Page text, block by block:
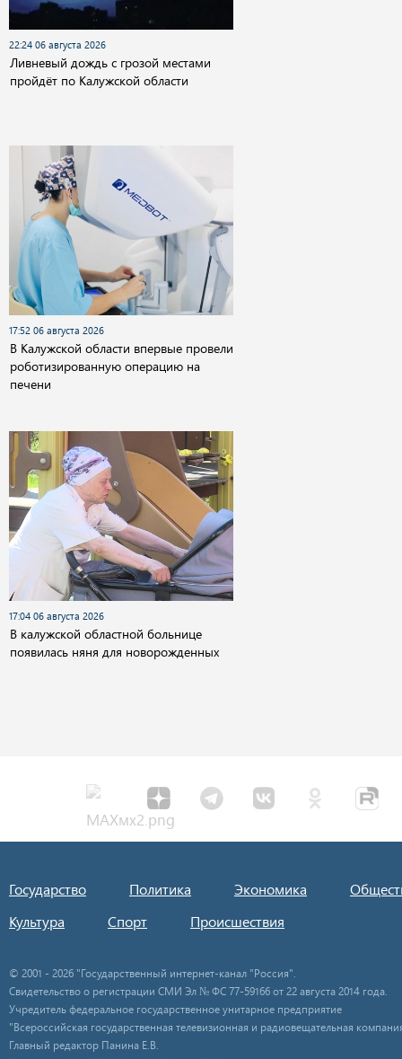
22:24 06 августа 2026
Ливневый дождь с грозой местами
пройдёт по Калужской области
17:52 06 августа 2026
В Калужской области впервые провели
роботизированную операцию на
печени
17:04 06 августа 2026
В калужской областной больнице
появилась няня для новорожденных
Государство Политика Экономика
Культура
Спорт Происшествия
© 2001 - 2026 "Государственный интернет-канал "Россия".
Свидетельство о регистрации СМИ Эл № ФС 77-59166 от 22 августа 2014 года.
Учредитель федеральное государственное унитарное предприятие
"Всероссийская государственная телевизионная и радиовещательная
Главный редактор Панина Е.В.